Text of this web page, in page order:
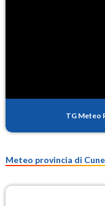
PM25
TG Meteo
Meteo provincia di